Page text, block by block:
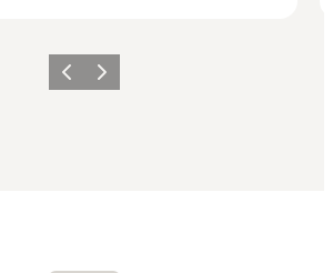
ZurückWeiter